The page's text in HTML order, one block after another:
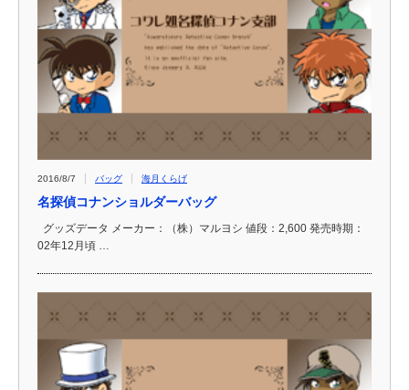
2016/8/7 バッグ 海月くらげ
名探偵コナンショルダーバッグ
グッズデータ メーカー：（株）マルヨシ 値段：2,600 発売時期：
02年12月頃 …